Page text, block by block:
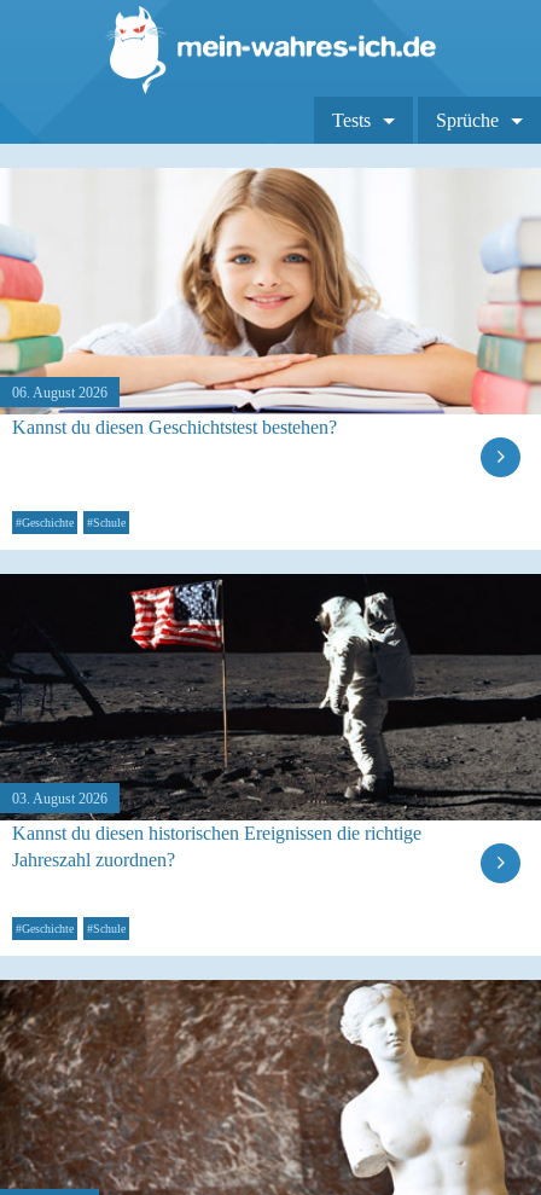
Tests Sprüche
06. August 2026
Kannst du diesen Geschichtstest bestehen?
#Geschichte #Schule
03. August 2026
Kannst du diesen historischen Ereignissen die richtige
Jahreszahl zuordnen?
#Geschichte #Schule